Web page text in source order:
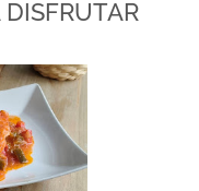
DISFRUTAR